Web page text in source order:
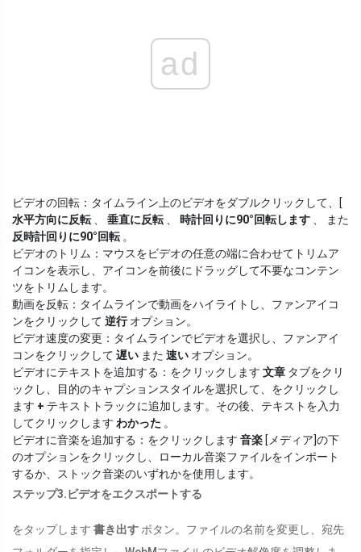
ad
ビデオの回転：タイムライン上のビデオをダブルクリックして、[
水平方向に反転
垂直に反転 時計回りに90°回転します 、 また
反時計回りに90°回転 。
ビデオのトリム：マウスをビデオの任意の端に合わせてトリムア
イコンを表示し、アイコンを前後にドラッグして不要なコンテン
ツをトリムします。
動画を反転：タイムラインで動画をハイライトし、ファンアイコ
ンをクリックして 逆行オプション。
ビデオ速度の変更：タイムラインでビデオを選択し、ファンアイ
コンをクリックして 遅い また 速い オプション。
ビデオにテキストを追加する：をクリックします 文章 タブをクリ
ックし、目的のキャプションスタイルを選択して、をクリックし
ます + テキストトラックに追加します。その後、テキストを入力
してクリックします わかった 。
ビデオに音楽を追加する：をクリックします 音楽 [メディア]の下
のオプションをクリックし、ローカル音楽ファイルをインポート
するか、ストック音楽のいずれかを使用します。
ステップ3.ビデオをエクスポートする
をタップします 書き出す ボタン。ファイルの名前を変更し、宛先